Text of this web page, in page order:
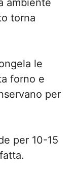
ambiente
torna
le
forno e
per
per 10-15